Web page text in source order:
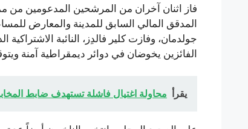
فاز اثنان آخران من المرشحين المدعومين من
المدقق المالي السابق للمدينة والمعارض
جولدمان، وفازت كلير فالدِز، النائبة
الفائزين يخوضان في دوائر ديمقراطية آمنة
يقرأ محاولة اغتيال فاشلة تستهدف ضابط